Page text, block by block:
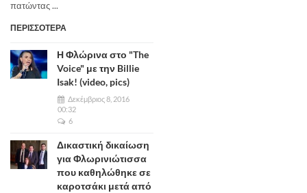
πατώντας ...
ΠΕΡΙΣΣΟΤΕΡΑ
Η Φλώρινα στο "The
Voice" με την Billie
Isak! (video, pics)
Δεκέμβριος 8, 2016
00:32
6
Δικαστική δικαίωση
για Φλωρινιώτισσα
που καθηλώθηκε σε
καροτσάκι μετά από